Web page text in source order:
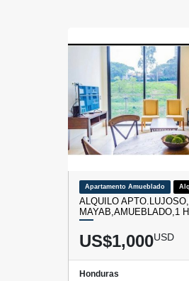
Apartamento Amueblado
ALQUILO
MAYAB,AMUEBLADO,1
US$1,000USD
Honduras